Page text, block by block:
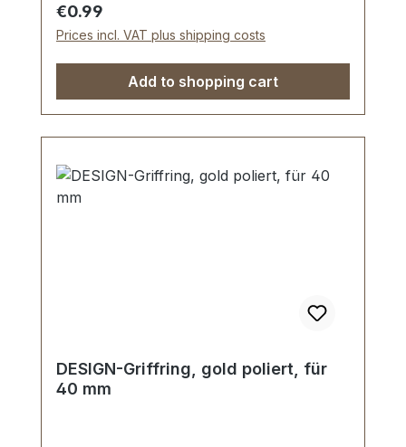
Regular price:
€0.99
Prices incl. VAT plus shipping costs
Add to shopping cart
DESIGN-Griffring, gold poliert, für
40 mm